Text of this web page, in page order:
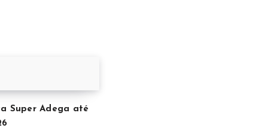
Super Adega até